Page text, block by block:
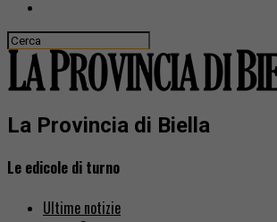
La Provincia di Biella
Le edicole di turno
Ultime notizie